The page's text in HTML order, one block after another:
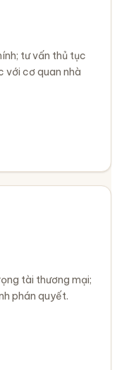
tư vấn thủ tục
với cơ quan nhà
tài thương mại;
phán quyết.